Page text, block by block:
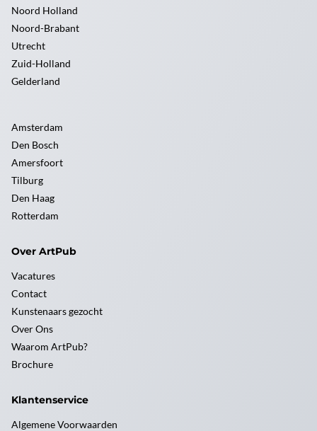
Noord Holland
Noord-Brabant
Utrecht
Zuid-Holland
Gelderland
Amsterdam
Den Bosch
Amersfoort
Tilburg
Den Haag
Rotterdam
Over ArtPub
Vacatures
Contact
Kunstenaars gezocht
Over Ons
Waarom ArtPub?
Brochure
Klantenservice
Algemene Voorwaarden